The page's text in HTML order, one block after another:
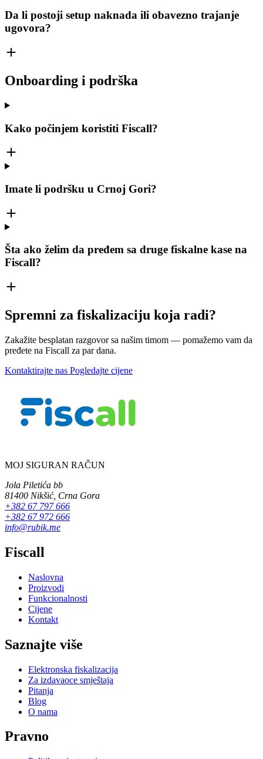
Da li postoji setup naknada ili obavezno trajanje
ugovora?
Onboarding i podrška
Kako počinjem koristiti Fiscall?
Imate li podršku u Crnoj Gori?
Šta ako želim da pređem sa druge fiskalne kase na
Fiscall?
Spremni za fiskalizaciju koja radi?
Zakažite besplatan razgovor sa našim timom — pomažemo vam da
pređete na Fiscall za par dana.
Kontaktirajte nas Pogledajte cijene
MOJ SIGURAN RAČUN
Jola Piletića bb
81400 Nikšić, Crna Gora
+382 67 797 666
+382 67 972 666
info@rubik.me
Fiscall
Naslovna
Proizvodi
Funkcionalnosti
Cijene
Kontakt
Saznajte više
Elektronska fiskalizacija
Za izdavaoce smještaja
Pitanja
Blog
O nama
Pravno